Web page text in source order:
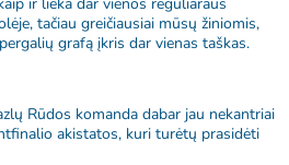
tačiau greičiausiai mūsų žiniomis,
grafą įkris dar vienas taškas.
Rūdos komanda dabar jau nekantriai
akistatos, kuri turėtų prasidėti